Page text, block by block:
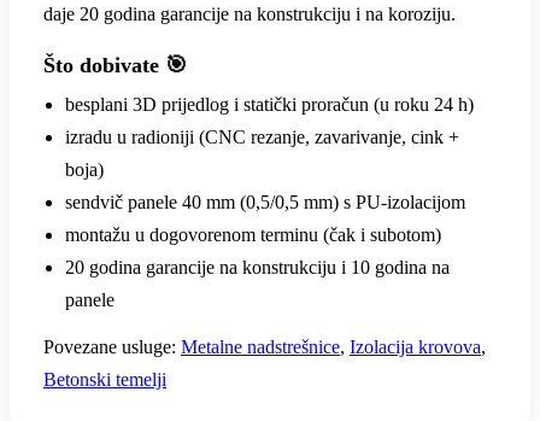
daje 20 godina garancije na konstrukciju i na koroziju.
Što dobivate 🎯
besplani 3D prijedlog i statički proračun (u roku 24 h)
izradu u radioniji (CNC rezanje, zavarivanje, cink +
boja)
sendvič panele 40 mm (0,5/0,5 mm) s PU-izolacijom
montažu u dogovorenom terminu (čak i subotom)
20 godina garancije na konstrukciju i 10 godina na
panele
Povezane usluge: Metalne nadstrešnice, Izolacija krovova,
Betonski temelji